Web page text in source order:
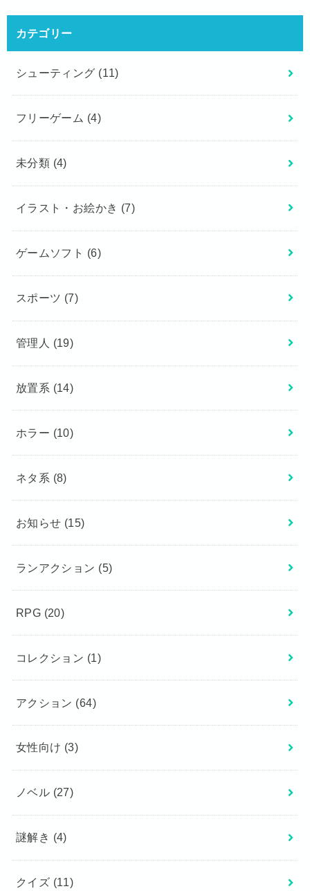
カテゴリー
シューティング (11)
フリーゲーム (4)
未分類 (4)
イラスト・お絵かき (7)
ゲームソフト (6)
スポーツ (7)
管理人 (19)
放置系 (14)
ホラー (10)
ネタ系 (8)
お知らせ (15)
ランアクション (5)
RPG (20)
コレクション (1)
アクション (64)
女性向け (3)
ノベル (27)
謎解き (4)
クイズ (11)